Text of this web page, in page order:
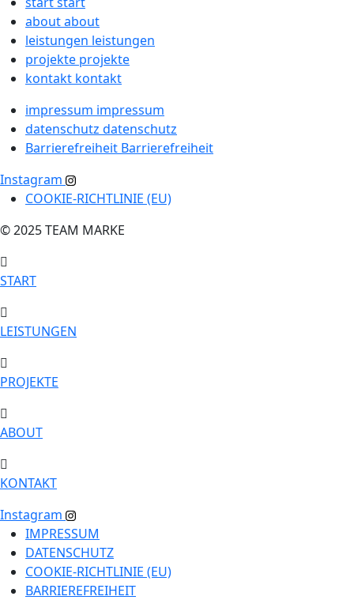
aboutabout
leistungen leistungen
projekte projekte
kontakt kontakt
impressum impressum
datenschutz datenschutz
Barrierefreiheit Barrierefreiheit
Instagram
COOKIE-RICHTLINIE (EU)
© 2025 TEAM MARKE
START
LEISTUNGEN
PROJEKTE
ABOUT
KONTAKT
Instagram
IMPRESSUM
DATENSCHUTZ
COOKIE-RICHTLINIE (EU)
BARRIEREFREIHEIT